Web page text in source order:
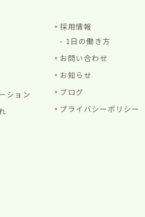
ション
採用情報
1日の働き方
お問い合わせ
お知らせ
ブログ
プライバシーポリシー